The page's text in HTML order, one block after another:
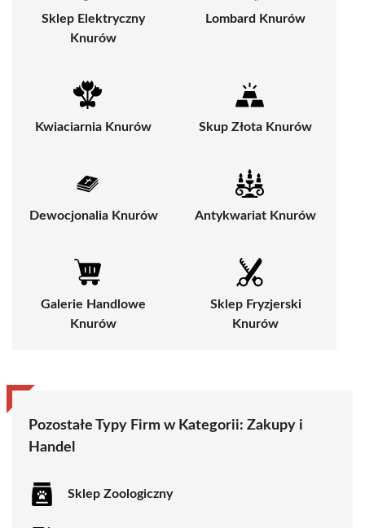
Sklep Elektryczny
Knurów
Lombard Knurów
Kwiaciarnia Knurów Skup Złota Knurów
Dewocjonalia Knurów Antykwariat Knurów
Galerie Handlowe
Knurów
Sklep Fryzjerski
Knurów
Pozostałe Typy Firm w Kategorii: Zakupy i
Handel
Sklep Zoologiczny